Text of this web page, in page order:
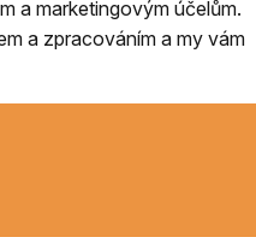
a marketingovým účelům.
a zpracováním a my vám